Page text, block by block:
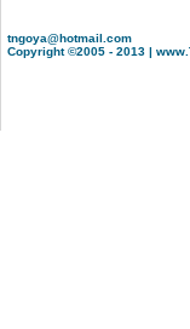
tngoya@hotmail.com
Copyright ©2005 - 2013 |